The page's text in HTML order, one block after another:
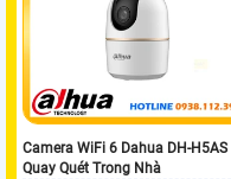
Camera WiFi 6 Dahua DH-H5AS
Quay Quét Trong Nhà